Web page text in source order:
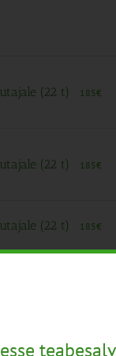
(22 t) 185€
(22 t) 185€
(22 t) 185€
paigutuse hea